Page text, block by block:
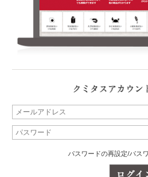
パスワードの再設定/パス